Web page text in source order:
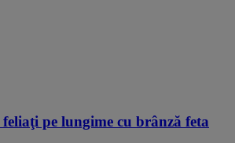
pe lungime cu brânză feta